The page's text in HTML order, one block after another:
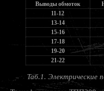
Выводы обмоток
11-12
13-14
15-16
17-18
19-20
21-22
Таб.1.